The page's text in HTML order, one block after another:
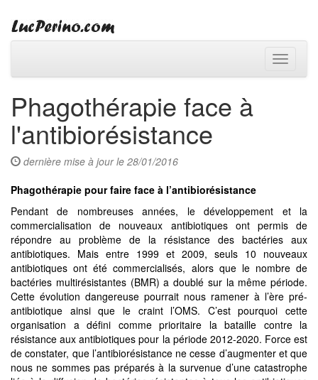
Toggle
Phagothérapie face à
l'antibiorésistance
dernière mise à jour le 28/01/2016
Phagothérapie pour faire face à l’antibiorésistance
Pendant de nombreuses années, le développement et la
commercialisation de nouveaux antibiotiques ont permis de
répondre au problème de la résistance des bactéries aux
antibiotiques. Mais entre 1999 et 2009, seuls 10 nouveaux
antibiotiques ont été commercialisés, alors que le nombre de
bactéries multirésistantes (BMR) a doublé sur la même période.
Cette évolution dangereuse pourrait nous ramener à l’ère pré-
antibiotique ainsi que le craint l’OMS. C’est pourquoi cette
organisation a défini comme prioritaire la bataille contre la
résistance aux antibiotiques pour la période 2012-2020. Force est
de constater, que l’antibiorésistance ne cesse d’augmenter et que
nous ne sommes pas préparés à la survenue d’une catastrophe